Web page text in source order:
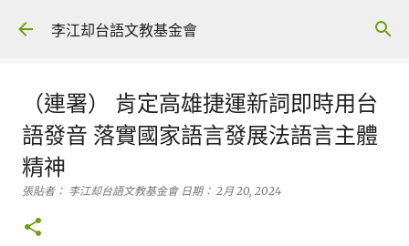
跳到主要內容
李江却台語文教基金會
（連署） 肯定高雄捷運新詞即時用台
語發音 落實國家語言發展法語言主體
精神
張貼者： 李江却台語文教基金會 日期： 2月 20, 2024